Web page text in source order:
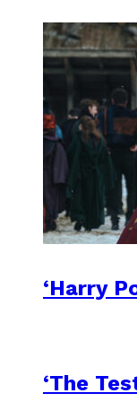
‘Harry
‘The